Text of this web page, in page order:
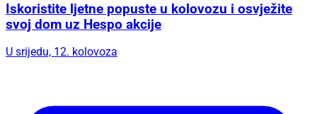
Iskoristite ljetne popuste u kolovozu i osvježite
svoj dom uz Hespo akcije
U srijedu, 12. kolovoza